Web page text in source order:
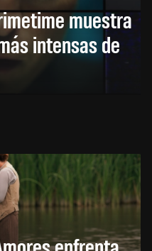
muestra
intensas de